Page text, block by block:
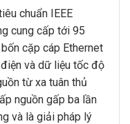
chuẩn IEEE
cung cấp tới 95
cặp cáp Ethernet
và dữ liệu tốc độ
từ xa tuân thủ
nguồn gấp ba lần
và là giải pháp lý